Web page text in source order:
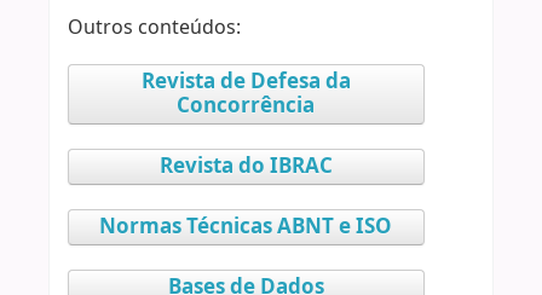
Outros conteúdos:
Revista de Defesa da
Concorrência
Revista do IBRAC
Normas Técnicas ABNT e ISO
Bases de Dados